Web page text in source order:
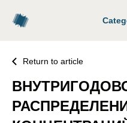
Return to article